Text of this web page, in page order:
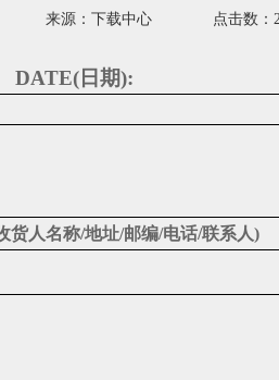
13 来源：下载中心 点击数：
DATE(日期):
货人名称/地址/邮编/电话/联系人)